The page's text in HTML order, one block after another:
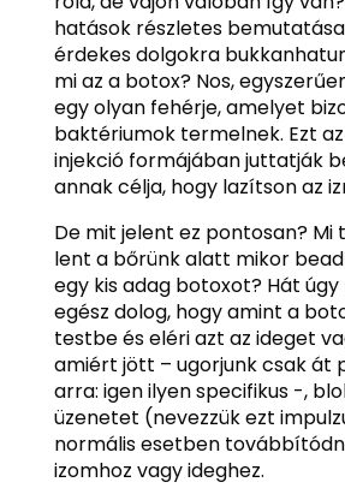
hatások részletes
érdekes dolgokra
mi az a botox? Nos,
egy olyan fehérje, amelyet
baktériumok termelnek. Ezt
injekció formájában juttatják
annak célja, hogy lazítson az
De mit jelent ez pontosan?
lent a bőrünk alatt mikor
egy kis adag botoxot? Hát úgy
egész dolog, hogy amint a
testbe és eléri azt az ideget
amiért jött – ugorjunk csak át
arra: igen ilyen specifikus -,
üzenetet (nevezzük ezt
normális esetben
izomhoz vagy ideghez.